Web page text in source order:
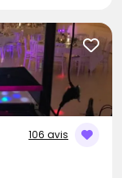
106 avis